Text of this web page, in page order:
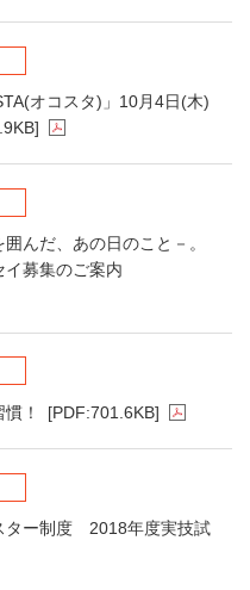
オコスタ)」10月4日(木)
んだ、あの日のこと－。
イ募集のご案内
！ [PDF:701.6KB]
ター制度 2018年度実技試